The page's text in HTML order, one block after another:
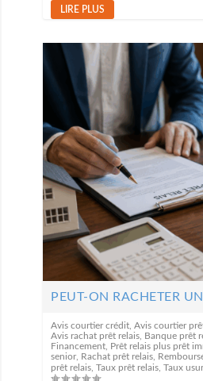
LIRE PLUS
PEUT-ON RACHETER
Avis courtier crédit ,Avis courtier
Avis rachat prêt relais Banque prêt
Financement Prêt relais plus prêt
senior Rachat prêt relais
prêt relais ,Taux prêt relais ,Taux